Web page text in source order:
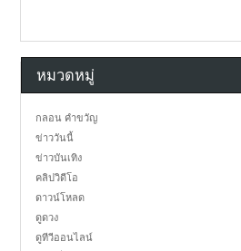
หมวดหมู่
กลอน คำขวัญ
ข่าววันนี้
ข่าวบันเทิง
คลิปวิดีโอ
ดาวน์โหลด
ดูดวง
ดูทีวีออนไลน์